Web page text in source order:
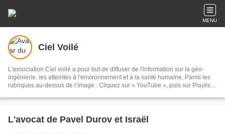
MENU
Ciel Voilé
L'association Ciel voilé a pour but de diffuser de l'information sur la géo-
ingénierie, les atteintes à l'environnement et à la santé humaine. Parmi les
rubriques au-dessus de l’image : Cliquez sur « YouTube », puis sur Playlists,
sur les chemtrails et la géo-ingénierie Cliquez sur « Articles scientifiques » :
pluie, sable, lichens, poils de bêtes, sang, air, filaments
L'avocat de Pavel Durov et Israël